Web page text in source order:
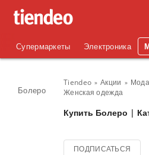
Супермаркеты Электроника
Болеро
Tiendeo Акции Мода
Женская одежда
Купить Болеро |
ПОДПИСАТЬСЯ